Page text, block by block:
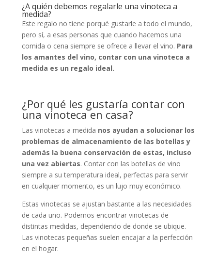
¿A quién debemos regalarle una vinoteca a
medida?
Este regalo no tiene porqué gustarle a todo el mundo,
pero sí, a esas personas que cuando hacemos una
comida o cena siempre se ofrece a llevar el vino. Para
los amantes del vino, contar con una vinoteca a
medida es un regalo ideal.
¿Por qué les gustaría contar con
una vinoteca en casa?
Las vinotecas a medida nos ayudan a solucionar los
problemas de almacenamiento de las botellas y
además la buena conservación de estas, incluso
una vez abiertas. Contar con las botellas de vino
siempre a su temperatura ideal, perfectas para servir
en cualquier momento, es un lujo muy económico.
Estas vinotecas se ajustan bastante a las necesidades
de cada uno. Podemos encontrar vinotecas de
distintas medidas, dependiendo de donde se ubique.
Las vinotecas pequeñas suelen encajar a la perfección
en el hogar.